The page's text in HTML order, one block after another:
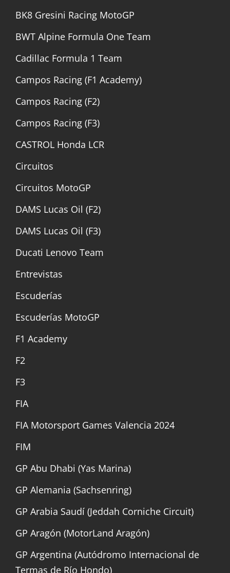
BK8 Gresini Racing MotoGP
BWT Alpine Formula One Team
Cadillac Formula 1 Team
Campos Racing (F1 Academy)
Campos Racing (F2)
Campos Racing (F3)
CASTROL Honda LCR
Circuitos
Circuitos MotoGP
DAMS Lucas Oil (F2)
DAMS Lucas Oil (F3)
Ducati Lenovo Team
Entrevistas
Escuderías
Escuderías MotoGP
F1 Academy
F2
F3
FIA
FIA Motorsport Games Valencia 2024
FIM
GP Abu Dhabi (Yas Marina)
GP Alemania (Sachsenring)
GP Arabia Saudí (Jeddah Corniche Circuit)
GP Aragón (MotorLand Aragón)
GP Argentina (Autódromo Internacional de
Termas de Río Hondo)